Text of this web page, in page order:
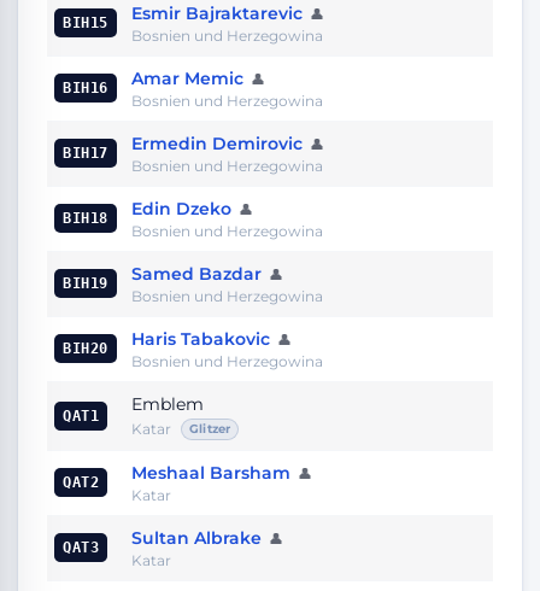
BIH15 Esmir Bajraktarevic 👤
Bosnien und Herzegowina
BIH16 Amar Memic 👤
Bosnien und Herzegowina
BIH17 Ermedin Demirovic 👤
Bosnien und Herzegowina
BIH18 Edin Dzeko 👤
Bosnien und Herzegowina
BIH19 Samed Bazdar 👤
Bosnien und Herzegowina
BIH20 Haris Tabakovic 👤
Bosnien und Herzegowina
QAT1
Emblem
Katar Glitzer
QAT2 Meshaal Barsham 👤
Katar
QAT3 Sultan Albrake 👤
Katar